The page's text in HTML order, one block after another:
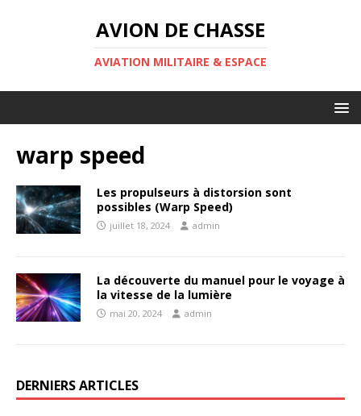
AVION DE CHASSE
AVIATION MILITAIRE & ESPACE
warp speed
Les propulseurs à distorsion sont
possibles (Warp Speed)
juillet 18, 2024 admin
La découverte du manuel pour le voyage à
la vitesse de la lumière
mai 20, 2024 admin
DERNIERS ARTICLES